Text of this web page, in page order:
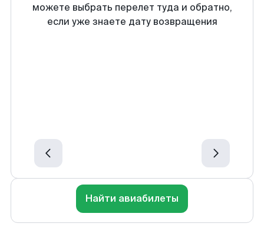
можете выбрать перелет туда и обратно,
если уже знаете дату возвращения
Найти авиабилеты